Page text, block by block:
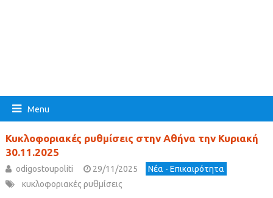
Menu
Κυκλοφοριακές ρυθμίσεις στην Αθήνα την Κυριακή
30.11.2025
odigostoupoliti 29/11/2025
Νέα - Επικαιρότητα
κυκλοφοριακές ρυθμίσεις